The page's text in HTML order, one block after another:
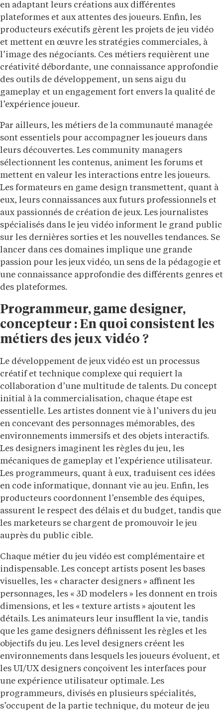
en adaptant leurs créations aux différentes
plateformes et aux attentes des joueurs. Enfin, les
producteurs exécutifs gèrent les projets de jeu vidéo
et mettent en œuvre les stratégies commerciales, à
l’image des négociants. Ces métiers requièrent une
créativité débordante, une connaissance approfondie
des outils de développement, un sens aigu du
gameplay et un engagement fort envers la qualité de
l’expérience joueur.
Par ailleurs, les métiers de la communauté managée
sont essentiels pour accompagner les joueurs dans
leurs découvertes. Les community managers
sélectionnent les contenus, animent les forums et
mettent en valeur les interactions entre les joueurs.
Les formateurs en game design transmettent, quant à
eux, leurs connaissances aux futurs professionnels et
aux passionnés de création de jeux. Les journalistes
spécialisés dans le jeu vidéo informent le grand public
sur les dernières sorties et les nouvelles tendances. Se
lancer dans ces domaines implique une grande
passion pour les jeux vidéo, un sens de la pédagogie et
une connaissance approfondie des différents genres et
des plateformes.
Programmeur, game designer,
concepteur : En quoi consistent les
métiers des jeux vidéo ?
Le développement de jeux vidéo est un processus
créatif et technique complexe qui requiert la
collaboration d’une multitude de talents. Du concept
initial à la commercialisation, chaque étape est
essentielle. Les artistes donnent vie à l’univers du jeu
en concevant des personnages mémorables, des
environnements immersifs et des objets interactifs.
Les designers imaginent les règles du jeu, les
mécaniques de gameplay et l’expérience utilisateur.
Les programmeurs, quant à eux, traduisent ces idées
en code informatique, donnant vie au jeu. Enfin, les
producteurs coordonnent l’ensemble des équipes,
assurent le respect des délais et du budget, tandis que
les marketeurs se chargent de promouvoir le jeu
auprès du public cible.
Chaque métier du jeu vidéo est complémentaire et
indispensable. Les concept artists posent les bases
visuelles, les « character designers » affinent les
personnages, les « 3D modelers » les donnent en trois
dimensions, et les « texture artists » ajoutent les
détails. Les animateurs leur insufflent la vie, tandis
que les game designers définissent les règles et les
objectifs du jeu. Les level designers créent les
environnements dans lesquels les joueurs évoluent, et
les UI/UX designers conçoivent les interfaces pour
une expérience utilisateur optimale. Les
programmeurs, divisés en plusieurs spécialités,
s’occupent de la partie technique, du moteur de jeu